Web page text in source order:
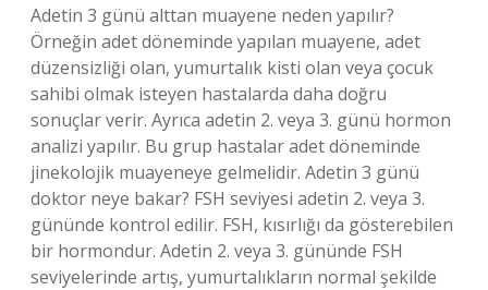
Adetin 3 günü alttan muayene neden yapılır?
Örneğin adet döneminde yapılan muayene, adet
düzensizliği olan, yumurtalık kisti olan veya çocuk
sahibi olmak isteyen hastalarda daha doğru
sonuçlar verir. Ayrıca adetin 2. veya 3. günü hormon
analizi yapılır. Bu grup hastalar adet döneminde
jinekolojik muayeneye gelmelidir. Adetin 3 günü
doktor neye bakar? FSH seviyesi adetin 2. veya 3.
gününde kontrol edilir. FSH, kısırlığı da gösterebilen
bir hormondur. Adetin 2. veya 3. gününde FSH
seviyelerinde artış, yumurtalıkların normal şekilde